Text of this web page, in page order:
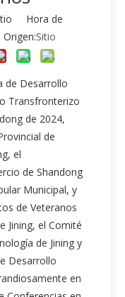
Hora de
Sitio
de Desarrollo
Transfronterizo
de 2024,
de
el
de Shandong
Municipal, y
de Veteranos
Jining, el Comité
de Jining y
Desarrollo
en